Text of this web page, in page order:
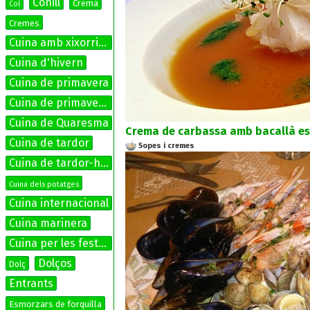
Col
Crema
Cremes
Cuina amb xixorrites
Cuina d'hivern
Cuina de primavera
Cuina de primavera-estiu
Cuina de Quaresma
Cuina de tardor
Cuina de tardor-hivern
Cuina dels potatges
Cuina internacional
Cuina marinera
Cuina per les festes
Dolç
Dolços
Entrants
Esmorzars de forquilla
Crema de carbassa amb bacallà
Sopes i cremes